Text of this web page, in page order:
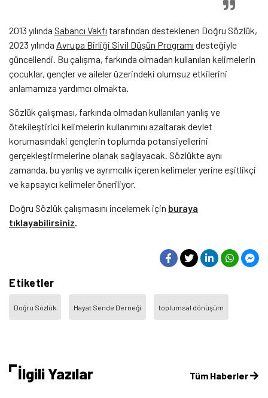
2013 yılında Sabancı Vakfı tarafından desteklenen Doğru Sözlük,
2023 yılında Avrupa Birliği Sivil Düşün Programı desteğiyle
güncellendi. Bu çalışma, farkında olmadan kullanılan kelimelerin
çocuklar, gençler ve aileler üzerindeki olumsuz etkilerini
anlamamıza yardımcı olmakta.
Sözlük çalışması, farkında olmadan kullanılan yanlış ve
ötekileştirici kelimelerin kullanımını azaltarak devlet
korumasındaki gençlerin toplumda potansiyellerini
gerçekleştirmelerine olanak sağlayacak. Sözlükte aynı
zamanda, bu yanlış ve ayrımcılık içeren kelimeler yerine eşitlikçi
ve kapsayıcı kelimeler öneriliyor.
Doğru Sözlük çalışmasını incelemek için buraya
tıklayabilirsiniz.
Etiketler
Doğru Sözlük Hayat Sende Derneği toplumsal dönüşüm
İlgili Yazılar Tüm Haberler